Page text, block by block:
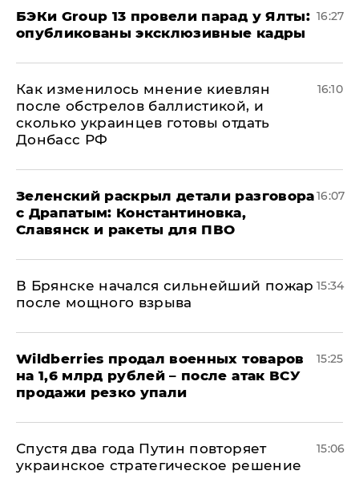
​БЭКи Group 13 провели парад у Ялты:
опубликованы эксклюзивные кадры
16:27
Как изменилось мнение киевлян
после обстрелов баллистикой, и
сколько украинцев готовы отдать
Донбасс РФ
16:10
​Зеленский раскрыл детали разговора
с Драпатым: Константиновка,
Славянск и ракеты для ПВО
16:07
В Брянске начался сильнейший пожар
после мощного взрыва
15:34
​Wildberries продал военных товаров
на 1,6 млрд рублей – после атак ВСУ
продажи резко упали
15:25
Спустя два года Путин повторяет
украинское стратегическое решение
15:06